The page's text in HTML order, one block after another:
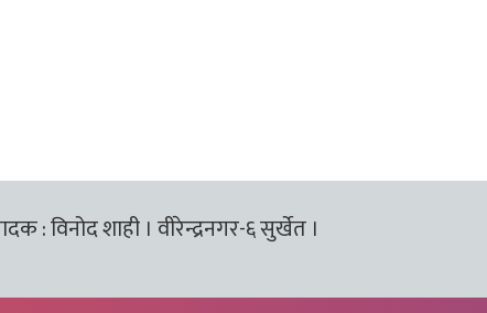
: विनोद शाही । वीरेन्द्रनगर-६ सुर्खेत ।